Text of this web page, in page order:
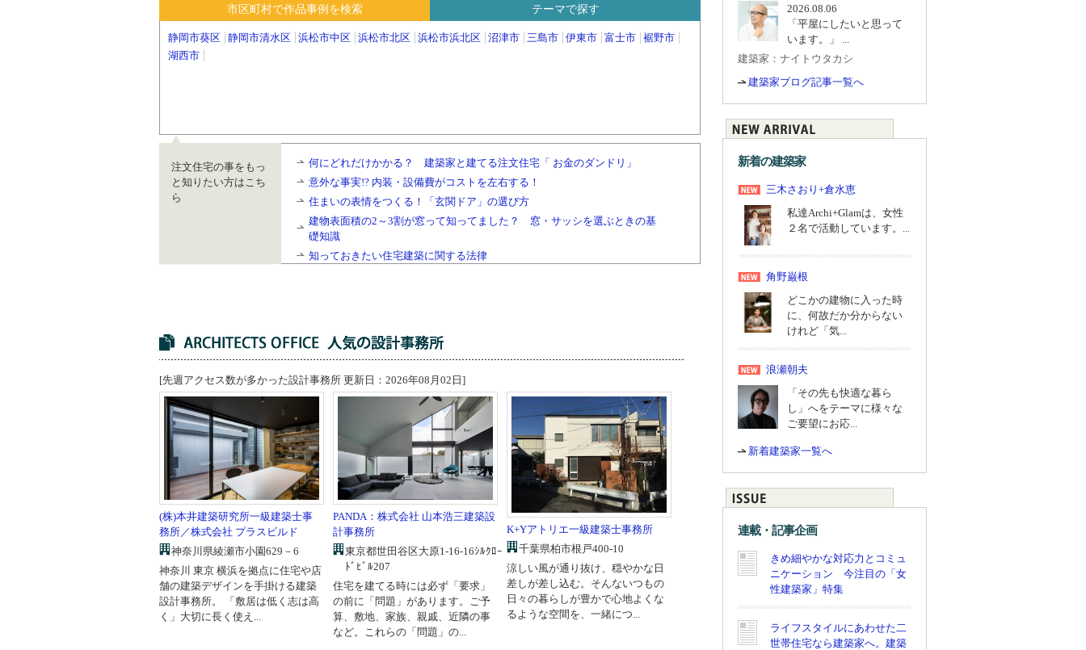
市区町村で作品事例を検索 テーマで探す
静岡市葵区 静岡市清水区 浜松市中区 浜松市北区 浜松市浜北区 沼津市 三島市 伊東市 富士市 裾野市
湖西市
注文住宅の事をもっ
と知りたい方はこち
ら
何にどれだけかかる？ 建築家と建てる注文住宅「 お金のダンドリ」
意外な事実!? 内装・設備費がコストを左右する！
住まいの表情をつくる！「玄関ドア」の選び方
建物表面積の2～3割が窓って知ってました？ 窓・サッシを選ぶときの基
礎知識
知っておきたい住宅建築に関する法律
[先週アクセス数が多かった設計事務所 更新日：2026年08月02日]
(株)本井建築研究所一級建築士事
務所／株式会社 プラスビルド
神奈川県綾瀬市小園629－6
神奈川 東京 横浜を拠点に住宅や店
舗の建築デザインを手掛ける建築
設計事務所。 「敷居は低く志は高
く」大切に長く使え...
PANDA：株式会社 山本浩三建築設
計事務所
東京都世田谷区大原1-16-16ｼﾙｸﾛｰ
ﾄﾞﾋﾞﾙ207
住宅を建てる時には必ず「要求」
の前に「問題」があります。ご予
算、敷地、家族、親戚、近隣の事
など。これらの「問題」の...
K+Yアトリエ一級建築士事務所
千葉県柏市根戸400-10
涼しい風が通り抜け、穏やかな日
差しが差し込む。そんないつもの
日々の暮らしが豊かで心地よくな
るような空間を、一緒につ...
2026.08.06
「平屋にしたいと思って
います。」 ...
建築家：ナイトウタカシ
建築家ブログ記事一覧へ
新着の建築家
三木さおり+倉水恵
私達Archi+Glamは、女性
２名で活動しています。...
角野巌根
どこかの建物に入った時
に、何故だか分からない
けれど「気...
浪瀬朝夫
「その先も快適な暮ら
し」へをテーマに様々な
ご要望にお応...
新着建築家一覧へ
連載・記事企画
きめ細やかな対応力とコミュ
ニケーション 今注目の「女
性建築家」特集
ライフスタイルにあわせた二
世帯住宅なら建築家へ。建築